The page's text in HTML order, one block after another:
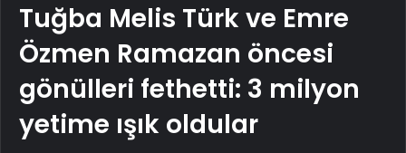
Tuğba Melis Türk ve Emre
Özmen Ramazan öncesi
gönülleri fethetti: 3 milyon
yetime ışık oldular